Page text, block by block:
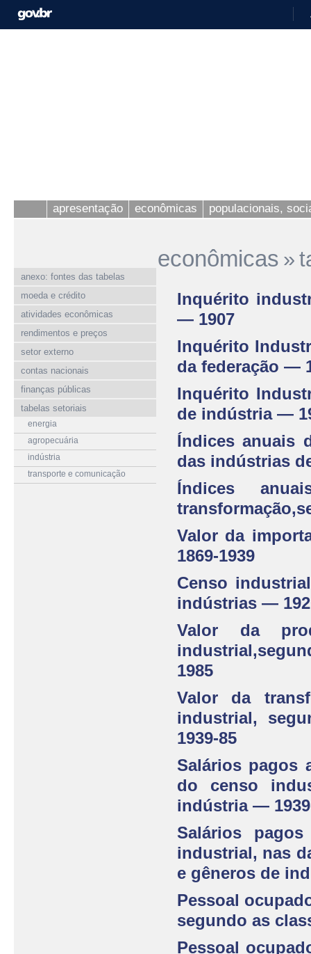
apresentação econômicas populacionais,
anexo: fontes das tabelas
moeda e crédito
atividades econômicas
rendimentos e preços
setor externo
contas nacionais
finanças públicas
tabelas setoriais
energia
agropecuária
indústria
transporte e comunicação
econômicas »
Inquérito
— 1907
Inquérito
da federação —
Inquérito
de indústria —
Índices anuais
das indústrias
Índices
Valor da
1869-1939
Censo
indústrias —
Valor da
1985
Valor da
industrial,
1939-85
Salários pagos
do censo
indústria —
Salários
industrial, nas
e gêneros de
Pessoal
segundo as
Pessoal